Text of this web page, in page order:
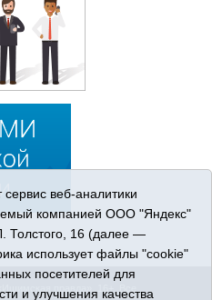
правда». 16+. Все
веб-аналитики
компанией ООО "Яндекс"
Толстого, 16 (далее —
использует файлы "cookie"
посетителей для
и улучшения качества